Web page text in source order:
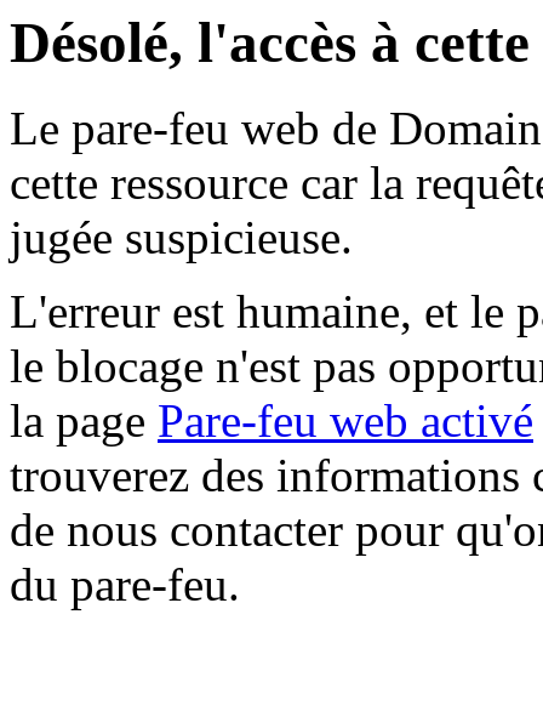
Désolé, l'accès à
Le pare-feu web de
cette ressource car la
jugée suspicieuse.
L'erreur est humaine, et le
le blocage n'est pas
la page Pare-feu web activé
trouverez des informations
de nous contacter pour
du pare-feu.